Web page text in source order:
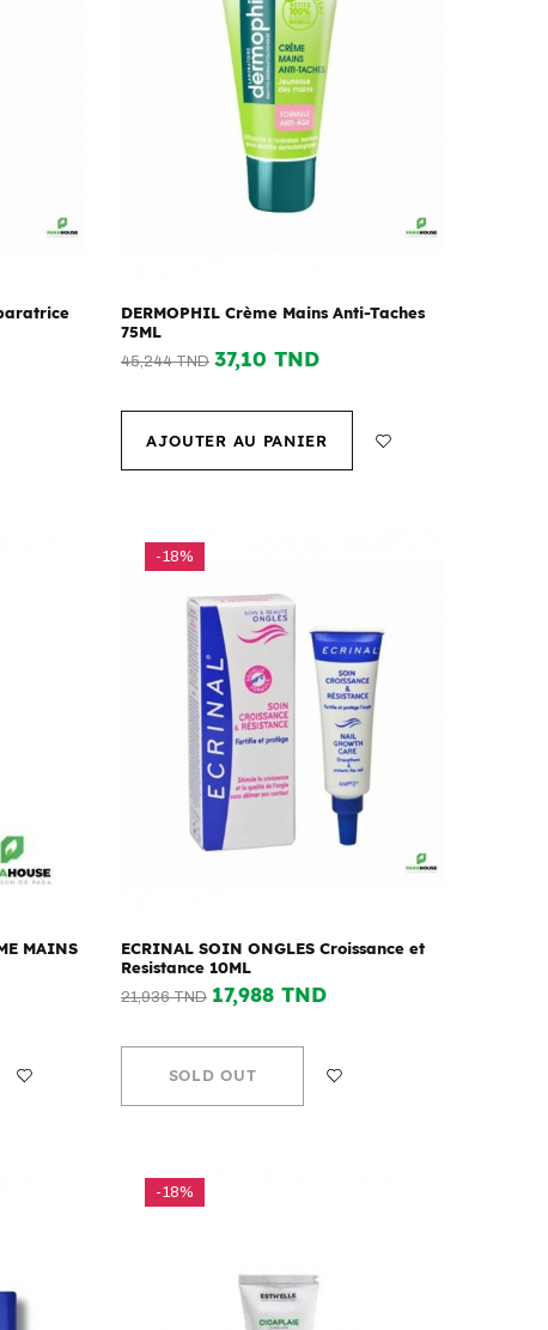
DERMOPHIL Crème Mains Anti-Taches
75ML
45,244 TND 37,10 TND
AJOUTER AU PANIER
MAINS
-18%
ECRINAL SOIN ONGLES Croissance et
Resistance 10ML
21,936 TND 17,988 TND
SOLD OUT
-18%